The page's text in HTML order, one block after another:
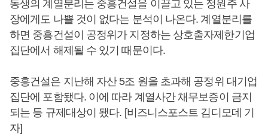
동생의 계열분리는 중흥건설을 이끌고 있는 정원주 사
장에게도 나쁠 것이 없다는 분석이 나온다. 계열분리를
하면 중흥건설이 공정위가 지정하는 상호출자제한기업
집단에서 해제될 수 있기 때문이다.
중흥건설은 지난해 자산 5조 원을 초과해 공정위 대기업
집단에 포함됐다. 이에 따라 계열사간 채무보증이 금지
되는 등 규제대상이 됐다. [비즈니스포스트 김디모데 기
자]